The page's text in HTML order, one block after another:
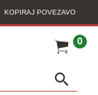
KOPIRAJ POVEZAVO
0